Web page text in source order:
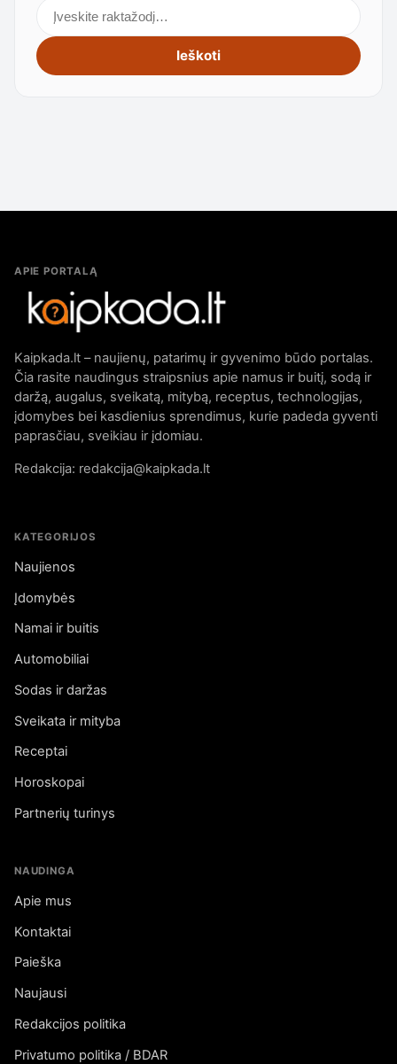
Ieškoti
APIE PORTALĄ
Kaipkada.lt – naujienų, patarimų ir gyvenimo būdo portalas.
Čia rasite naudingus straipsnius apie namus ir buitį, sodą ir
daržą, augalus, sveikatą, mitybą, receptus, technologijas,
įdomybes bei kasdienius sprendimus, kurie padeda gyventi
paprasčiau, sveikiau ir įdomiau.
Redakcija: redakcija@kaipkada.lt
KATEGORIJOS
Naujienos
Įdomybės
Namai ir buitis
Automobiliai
Sodas ir daržas
Sveikata ir mityba
Receptai
Horoskopai
Partnerių turinys
NAUDINGA
Apie mus
Kontaktai
Paieška
Naujausi
Redakcijos politika
Privatumo politika / BDAR